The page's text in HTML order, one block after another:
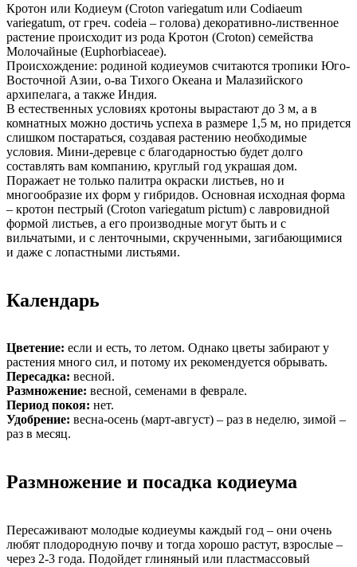
Кротон или Кодиеум (Croton variegatum или Codiaeum
variegatum, от греч. codeia – голова) декоративно-лиственное
растение происходит из рода Кротон (Croton) семейства
Молочайные (Euphorbiaceae).
Происхождение: родиной кодиеумов считаются тропики Юго-
Восточной Азии, о-ва Тихого Океана и Малазийского
архипелага, а также Индия.
В естественных условиях кротоны вырастают до 3 м, а в
комнатных можно достичь успеха в размере 1,5 м, но придется
слишком постараться, создавая растению необходимые
условия. Мини-деревце с благодарностью будет долго
составлять вам компанию, круглый год украшая дом.
Поражает не только палитра окраски листьев, но и
многообразие их форм у гибридов. Основная исходная форма
– кротон пестрый (Croton variegatum pictum) с лавровидной
формой листьев, а его производные могут быть и с
вильчатыми, и с ленточными, скрученными, загибающимися
и даже с лопастными листьями.
Календарь
Цветение: если и есть, то летом. Однако цветы забирают у
растения много сил, и потому их рекомендуется обрывать.
Пересадка: весной.
Размножение: весной, семенами в феврале.
Период покоя: нет.
Удобрение: весна-осень (март-август) – раз в неделю, зимой –
раз в месяц.
Размножение и посадка кодиеума
Пересаживают молодые кодиеумы каждый год – они очень
любят плодородную почву и тогда хорошо растут, взрослые –
через 2-3 года. Подойдет глиняный или пластмассовый